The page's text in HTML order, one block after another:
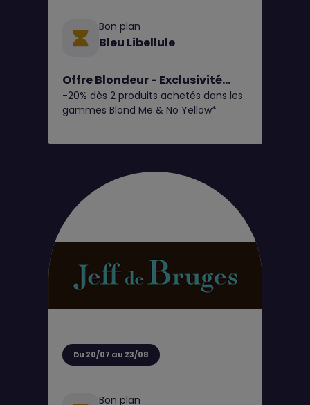
Bon plan
Bleu Libellule
Offre Blondeur - Exclusivité
Club
-20% dès 2 produits achetés dans les
gammes Blond Me & No Yellow*
Du 20/07 au 23/08
Bon plan